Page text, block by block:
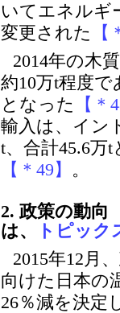
いてエネルギ
変更された
2014年の木
約10万t程度で
となった
【＊
輸入は、イン
t、合計45.6万
【＊49】 。
2. 政策の動向
は、
トピック
2015年12月
向けた日本の
26％減を決定